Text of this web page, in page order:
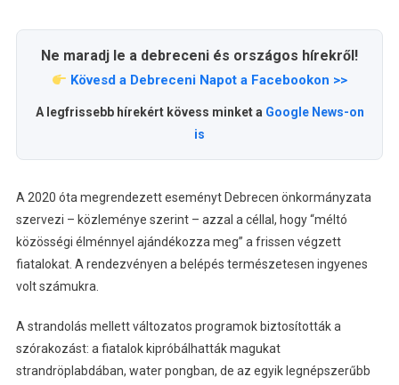
Ne maradj le a debreceni és országos hírekről!
Kövesd a Debreceni Napot a Facebookon >>
A legfrissebb hírekért kövess minket a Google News-on
is
A 2020 óta megrendezett eseményt Debrecen önkormányzata
szervezi – közleménye szerint – azzal a céllal, hogy “méltó
közösségi élménnyel ajándékozza meg” a frissen végzett
fiatalokat. A rendezvényen a belépés természetesen ingyenes
volt számukra.
A strandolás mellett változatos programok biztosították a
szórakozást: a fiatalok kipróbálhatták magukat
strandröplabdában, water pongban, de az egyik legnépszerűbb